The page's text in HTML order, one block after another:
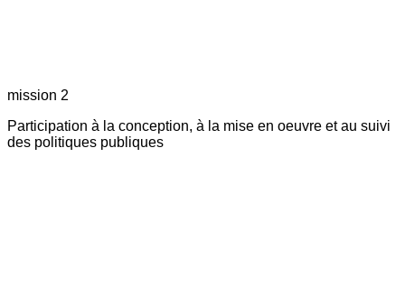
mission 2
Participation à la conception, à la mise en oeuvre et au suivi
des politiques publiques